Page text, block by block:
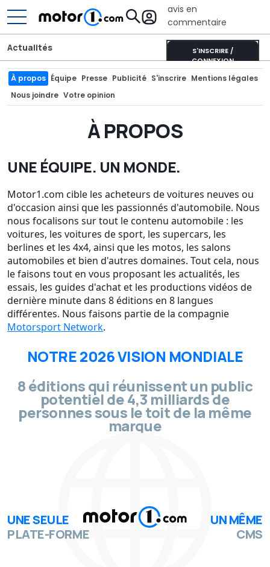
avis en
commentaire
S'INSCRIRE /
CONNEXION
Actualités
À propos Équipe Presse Publicité S'inscrire Mentions légales
Nous joindre Votre opinion
À PROPOS
UNE ÉQUIPE. UN MONDE.
Motor1.com cible les acheteurs de voitures neuves ou
d'occasion ainsi que les passionnés d'automobile. Nous
nous focalisons sur tout le contenu automobile : les
voitures, les voitures de sport, les supercars, les
berlines et les 4x4, ainsi que les motos, les salons
automobiles et bien d'autres domaines. Tout cela, nous
le faisons tout en vous proposant les actualités, les
essais, les guides d'achat et les productions vidéos de
dernière minute dans 8 éditions en 8 langues
différentes. Nous faisons partie de la compagnie
Motorsport Network.
NOTRE 2026 VISION MONDIALE
8 éditions qui réunissent un public
potentiel de 4,3 milliards de
personnes sous le toit de la même
marque
UNE SEULE
PLATE-FORME
UN MÊME
CMS